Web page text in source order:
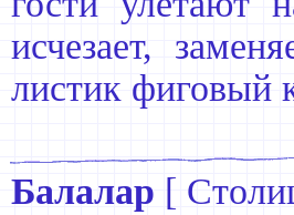
исчезает,
листик фиговый
Балалар [